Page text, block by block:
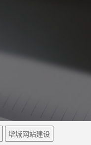
增城网站建设